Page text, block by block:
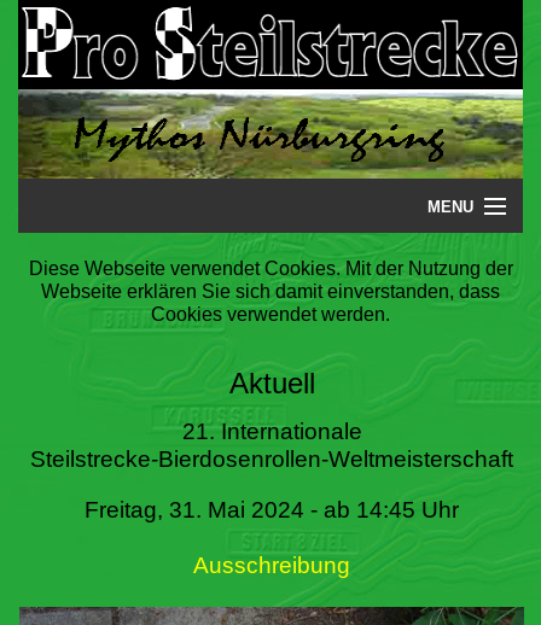
MENU
Startseite
Steilstrecke
Literatur
Termine
Diese Webseite verwendet Cookies. Mit der Nutzung der
Webseite erklären Sie sich damit einverstanden, dass
Cookies verwendet werden.
Aktuell
21. Internationale
Steilstrecke-Bierdosenrollen-Weltmeisterschaft
Freitag, 31. Mai 2024 - ab 14:45 Uhr
Ausschreibung